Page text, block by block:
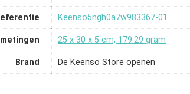
‎Keenso5ngh0a7w983367-01
‎25 x 30 x 5 cm; 179.29 gram
Brand De Keenso Store openen